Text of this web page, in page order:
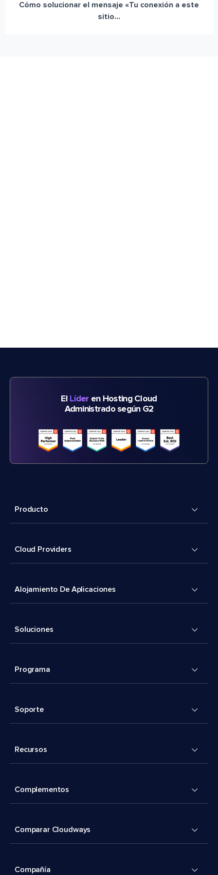
Cómo solucionar el mensaje «Tu conexión a este
sitio...
El Líder en Hosting Cloud
Administrado según G2
Producto
Cloud Providers
Alojamiento De Aplicaciones
Soluciones
Programa
Soporte
Recursos
Complementos
Comparar Cloudways
Compañía